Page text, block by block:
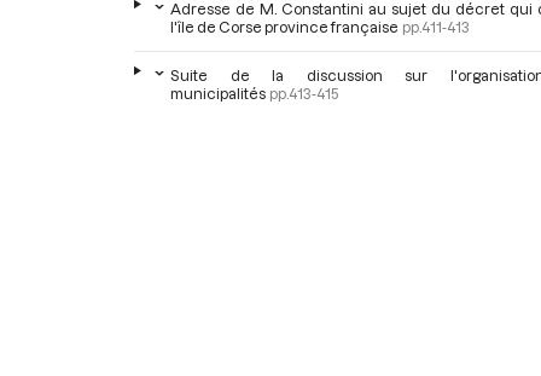
Adresse de M. Constantini au sujet du décret qui
l'île de Corse province française pp.411-413
Suite de la discussion sur
municipalités pp.413-415